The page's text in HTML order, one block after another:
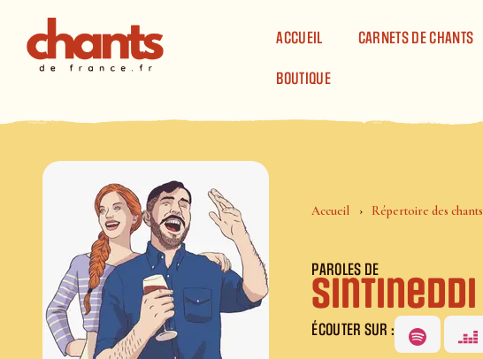
ACCUEIL
CARNETS DE CHANTS
BOUTIQUE
Accueil Répertoire des chants
PAROLES DE
Sintineddi
ÉCOUTER SUR :